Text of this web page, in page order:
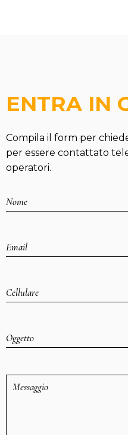
ENTRA IN
Compila il form per
per essere contattato
operatori.